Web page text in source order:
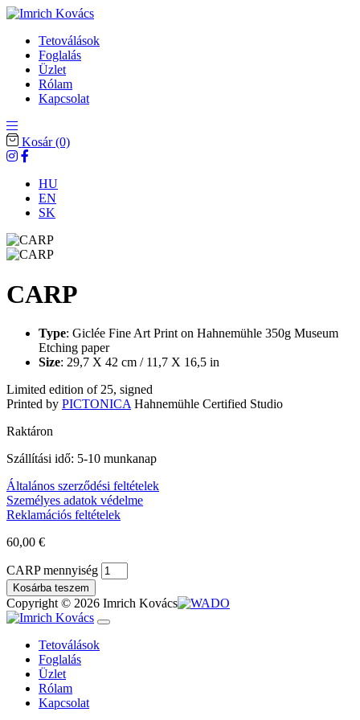
Tetoválások
Foglalás
Üzlet
Rólam
Kapcsolat
Kosár(0)
HU
EN
SK
CARP
Type: Giclée Fine Art Print on Hahnemühle 350g Museum
Etching paper
Size: 29,7 X 42 cm / 11,7 X 16,5 in
Limited edition of 25, signed
Printed by PICTONICA Hahnemühle Certified Studio
Raktáron
Szállítási idő: 5-10 munkanap
Általános szerződési feltételek
Személyes adatok védelme
Reklamációs feltételek
60,00 €
CARP mennyiség
Kosárba teszem
Copyright © 2026 Imrich Kovács
Tetoválások
Foglalás
Üzlet
Rólam
Kapcsolat